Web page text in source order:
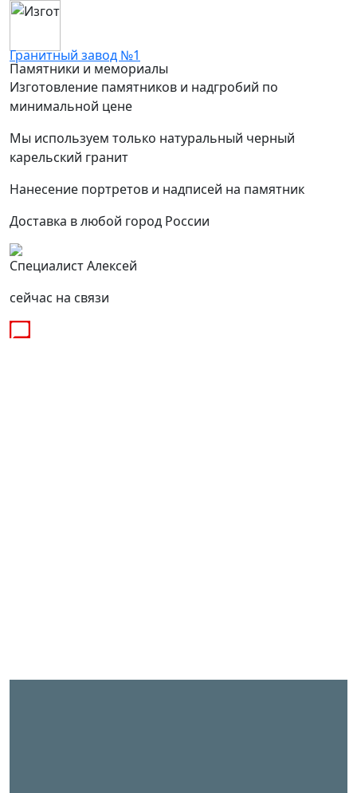
Гранитный завод №1
Памятники и мемориалы
Изготовление памятников и надгробий по
минимальной цене
Мы используем только натуральный черный
карельский гранит
Нанесение портретов и надписей на памятник
Доставка в любой город России
Специалист Алексей
сейчас на связи